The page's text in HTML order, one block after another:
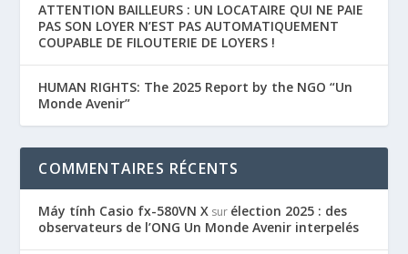
ATTENTION BAILLEURS : UN LOCATAIRE QUI NE PAIE
PAS SON LOYER N’EST PAS AUTOMATIQUEMENT
COUPABLE DE FILOUTERIE DE LOYERS !
HUMAN RIGHTS: The 2025 Report by the NGO “Un
Monde Avenir”
COMMENTAIRES RÉCENTS
Máy tính Casio fx-580VN X sur élection 2025 : des
observateurs de l’ONG Un Monde Avenir interpelés